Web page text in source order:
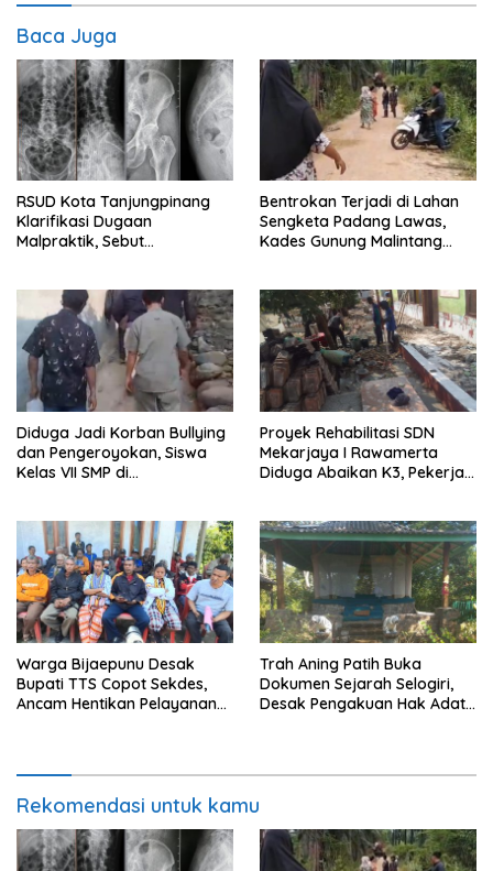
Baca Juga
RSUD Kota Tanjungpinang
Klarifikasi Dugaan
Malpraktik, Sebut
Bentrokan Terjadi di Lahan
Sengketa Padang Lawas,
Kades Gunung Malintang
Diduga Jadi Korban Bullying
dan Pengeroyokan, Siswa
Kelas VII SMP di
Proyek Rehabilitasi SDN
Mekarjaya I Rawamerta
Diduga Abaikan K3, Pekerja
Warga Bijaepunu Desak
Bupati TTS Copot Sekdes,
Ancam Hentikan Pelayanan
Trah Aning Patih Buka
Dokumen Sejarah Selogiri,
Desak Pengakuan Hak Adat
Rekomendasi untuk kamu